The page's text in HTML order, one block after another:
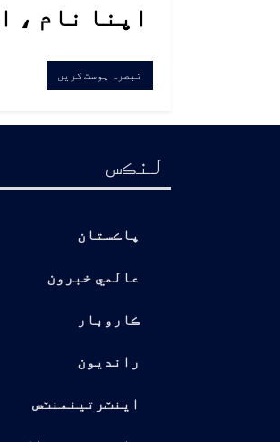
اپنا نام ،
لنڪس
پاڪستان
عالمي خبرون
ڪاروبار
رانديون
اينٽرتينمنٽس